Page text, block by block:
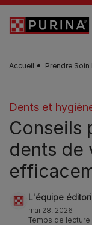
Skip to main content
Accueil Prendre Soin
Dents et
Conseils
dents de
L'équipe
mai 28, 2026
Temps de lecture